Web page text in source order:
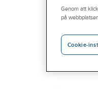
Genom att
på
Cookie-